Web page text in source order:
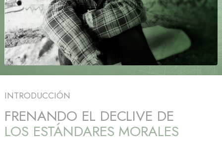
INTRODUCCIÓN
FRENANDO EL DECLIVE DE
LOS ESTÁNDARES MORALES